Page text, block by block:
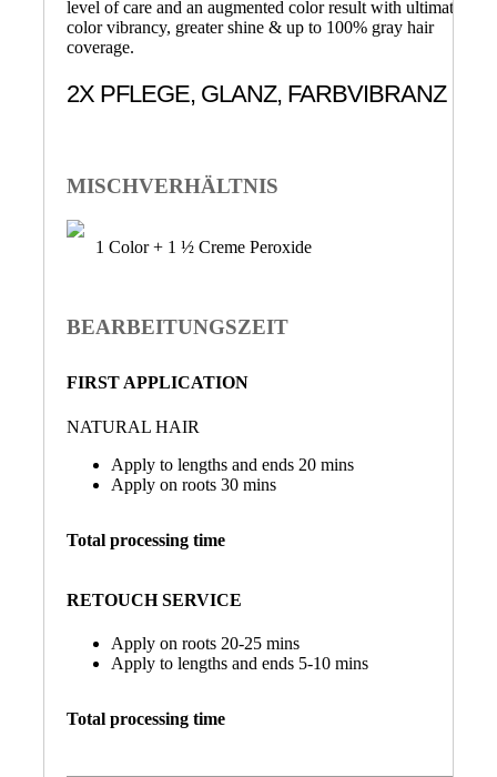
level of care and an augmented color result with ultimate
color vibrancy, greater shine & up to 100% gray hair
coverage.
2X PFLEGE, GLANZ, FARBVIBRANZ
MISCHVERHÄLTNIS
1 Color + 1 ½ Creme Peroxide
BEARBEITUNGSZEIT
FIRST APPLICATION
NATURAL HAIR
Apply to lengths and ends 20 mins
Apply on roots 30 mins
Total processing time
RETOUCH SERVICE
Apply on roots 20-25 mins
Apply to lengths and ends 5-10 mins
Total processing time